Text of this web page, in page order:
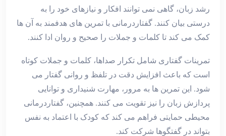
رشد زبان، گاهی نمی ‌توانند افکار و نیازهای خود را به
‌درستی بیان کنند. گفتاردرمانی با تمرین ‌های هدفمند به آن‌ ها
کمک می ‌کند تا کلمات و جملات را صحیح و روان ادا کنند.
تمرینات گفتاری شامل تکرار صداها، کلمات و جملات کوتاه
است که باعث افزایش دقت در تلفظ و روانی گفتار می‌
شود. این تمرین‌ ها به مرور، مهارت شنیداری و توانایی
پردازش زبان را نیز تقویت می ‌کنند. همچنین، گفتاردرمانی
محیطی حمایتی فراهم می‌ کند که کودک با اعتماد به‌ نفس
بتواند در گفتگوها شرکت کند.